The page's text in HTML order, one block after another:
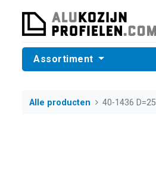
Assortiment
Alle producten 40-1436